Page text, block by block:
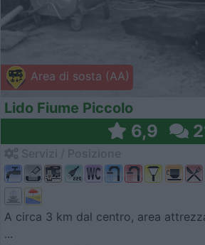
Area di sosta (AA)
Lido Fiume Piccolo
6,9
A circa 3 km dal centro, area
...